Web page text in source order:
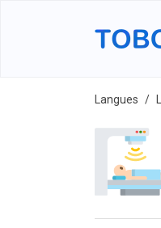
Langues